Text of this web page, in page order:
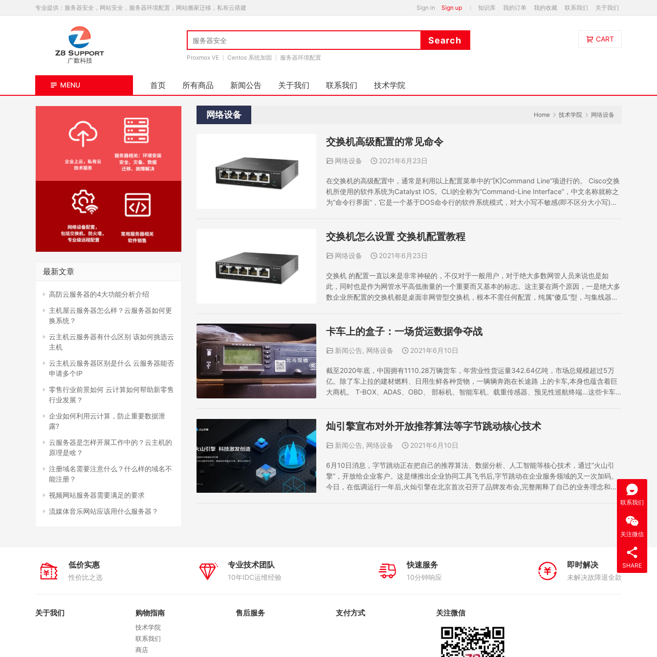
专业提供：服务器安全，网站安全，服务器环境配置，网站搬家迁移，私有云搭建 Sign in Sign up 知识库 我的订单 我的收藏 联系我们 关于我们
Proxmox VE Centos 系统加固 服务器环境配置
CART
MENU 首页 所有商品 新闻公告 关于我们 联系我们 技术学院
网络设备 Home 技术学院 网络设备
交换机高级配置的常见命令
网络设备 2021年6月23日
在交换机的高级配置中，通常是利用以上配置菜单中的”[K]Command Line“项进行的。 Cisco交换
机所使用的软件系统为Catalyst IOS。CLI的全称为”Command-Line Interface“，中文名称就称之
为”命令行界面“，它是一个基于DOS命令行的软件系统模式，对大小写不敏感(即不区分大小写)。
交换机怎么设置 交换机配置教程
网络设备 2021年6月23日
交换机 的配置一直以来是非常神秘的，不仅对于一般用户，对于绝大多数网管人员来说也是如
此，同时也是作为网管水平高低衡量的一个重要而又基本的标志。这主要在两个原因，一是绝大多
数企业所配置的交换机都是桌面非网管型交换机，根本不需任何配置，纯属“傻瓜”型，与集线器一
卡车上的盒子：一场货运数据争夺战
新闻公告, 网络设备 2021年6月10日
截至2020年底，中国拥有1110.28万辆货车，年营业性货运量342.64亿吨，市场总规模超过5万
亿。除了车上拉的建材燃料、日用生鲜各种货物，一辆辆奔跑在长途路 上的卡车,本身也蕴含着巨
大商机。 T-BOX、ADAS、OBD、 部标机、智能车机、载重传感器、预见性巡航终端…这些卡车
灿引擎宣布对外开放推荐算法等字节跳动核心技术
新闻公告, 网络设备 2021年6月10日
6月10日消息，字节跳动正在把自己的推荐算法、数据分析、人工智能等核心技术，通过“火山引
擎”，开放给企业客户。这是继推出企业协同工具飞书后,字节跳动在企业服务领域的又一次加码。
今日，在低调运行一年后,火灿引擎在北京首次召开了品牌发布会,完整阐释了自己的业务理念和产
最新文章
高防云服务器的4大功能分析介绍
主机屋云服务器怎么样？云服务器如何更
换系统？
云主机云服务器有什么区别 该如何挑选云
主机
云主机云服务器区别是什么 云服务器能否
申请多个IP
零售行业前景如何 云计算如何帮助新零售
行业发展？
企业如何利用云计算，防止重要数据泄
露?
云服务器是怎样开展工作中的？云主机的
原理是啥？
注册域名需要注意什么？什么样的域名不
能注册？
视频网站服务器需要满足的要求
流媒体音乐网站应该用什么服务器？
低价实惠
性价比之选
专业技术团队
10年IDC运维经验
快速服务
10分钟响应
即时解决
未解决故障退全款
关于我们 购物指南
技术学院
联系我们
商店
售后服务 支付方式 关注微信
联系我们
关注微信
SHARE